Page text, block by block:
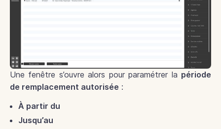
Une fenêtre s’ouvre alors pour paramétrer la période
de remplacement autorisée :
À partir du
Jusqu’au